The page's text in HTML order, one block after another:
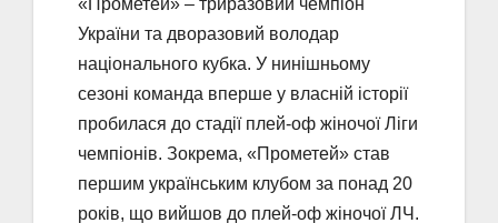
України та дворазовий володар
національного кубка. У нинішньому
сезоні команда вперше у власній історії
пробилася до стадії плей-оф жіночої Ліги
чемпіонів. Зокрема, «Прометей» став
першим українським клубом за понад 20
років, що вийшов до плей-оф жіночої ЛЧ.